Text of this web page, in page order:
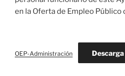
en la Oferta de Empleo Público
OEP-Administración Descarga